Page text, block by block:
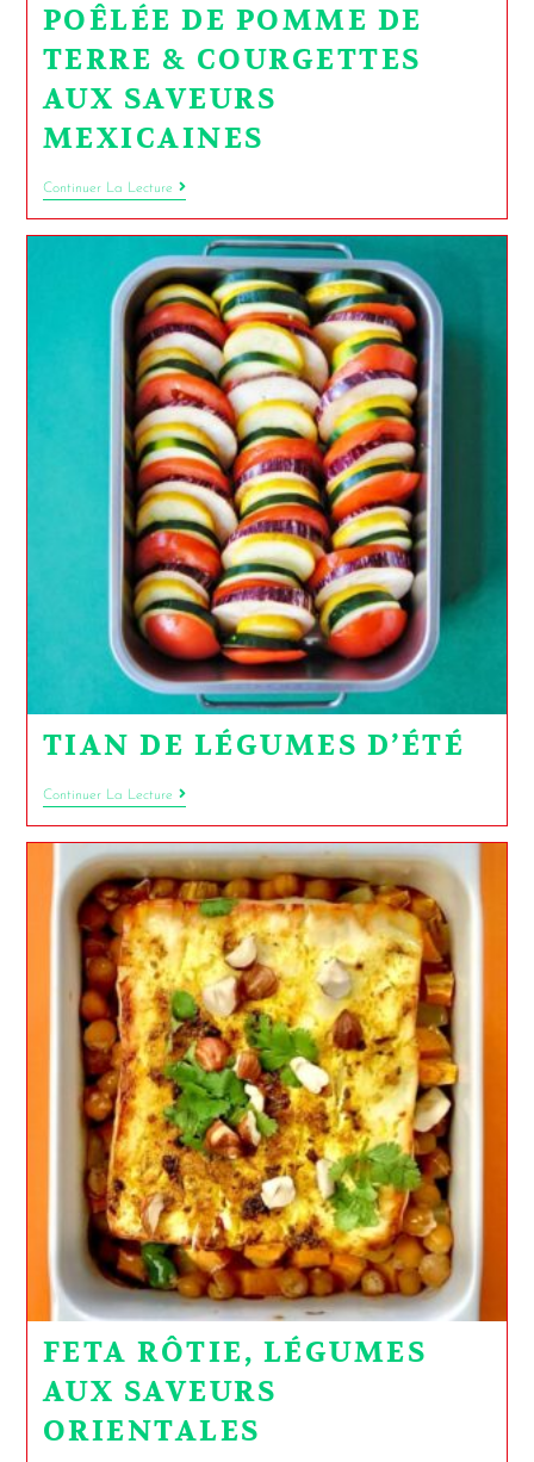
POÊLÉE DE POMME DE
TERRE & COURGETTES
AUX SAVEURS
MEXICAINES
Continuer La Lecture
TIAN DE LÉGUMES D’ÉTÉ
Continuer La Lecture
FETA RÔTIE, LÉGUMES
AUX SAVEURS
ORIENTALES